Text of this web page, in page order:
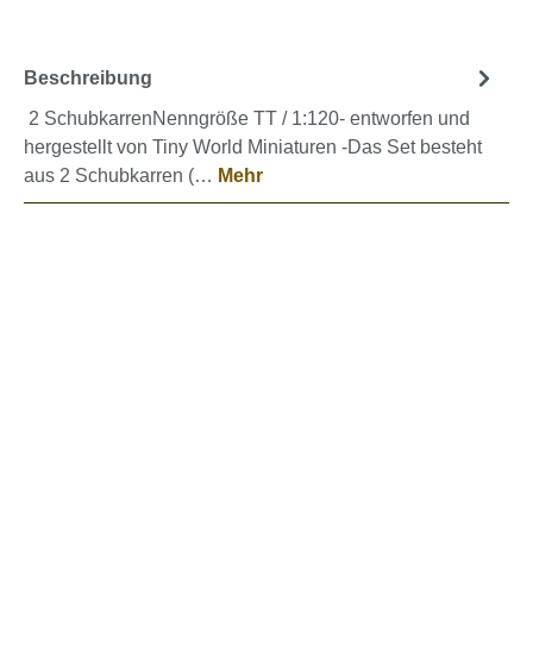
Beschreibung
2 SchubkarrenNenngröße TT / 1:120- entworfen und
hergestellt von Tiny World Miniaturen -Das Set besteht
aus 2 Schubkarren (… Mehr